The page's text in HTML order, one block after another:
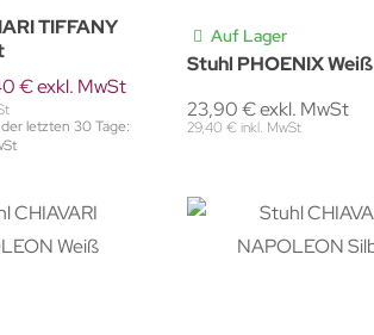
TIFFANY
€ exkl. MwSt
letzten 30 Tage:
Auf Lager
Stuhl PHOENIX Weiß
23,90 € exkl. MwSt
29,40 € inkl. MwSt